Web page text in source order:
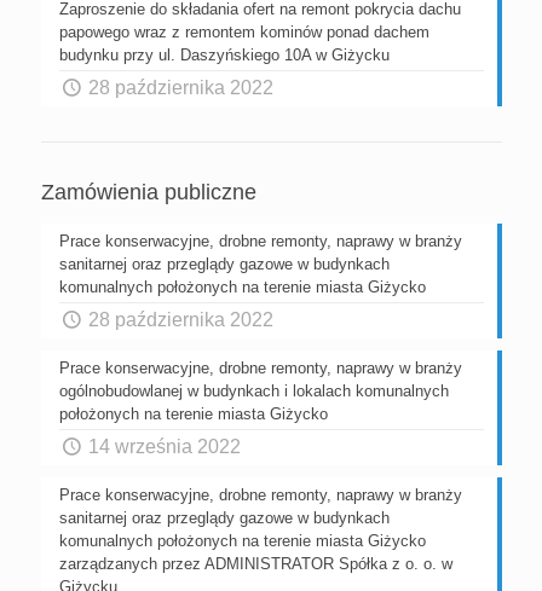
Zaproszenie do składania ofert na remont pokrycia dachu
papowego wraz z remontem kominów ponad dachem
budynku przy ul. Daszyńskiego 10A w Giżycku
28 października 2022
Zamówienia publiczne
Prace konserwacyjne, drobne remonty, naprawy w branży
sanitarnej oraz przeglądy gazowe w budynkach
komunalnych położonych na terenie miasta Giżycko
28 października 2022
Prace konserwacyjne, drobne remonty, naprawy w branży
ogólnobudowlanej w budynkach i lokalach komunalnych
położonych na terenie miasta Giżycko
14 września 2022
Prace konserwacyjne, drobne remonty, naprawy w branży
sanitarnej oraz przeglądy gazowe w budynkach
komunalnych położonych na terenie miasta Giżycko
zarządzanych przez ADMINISTRATOR Spółka z o. o. w
Giżycku